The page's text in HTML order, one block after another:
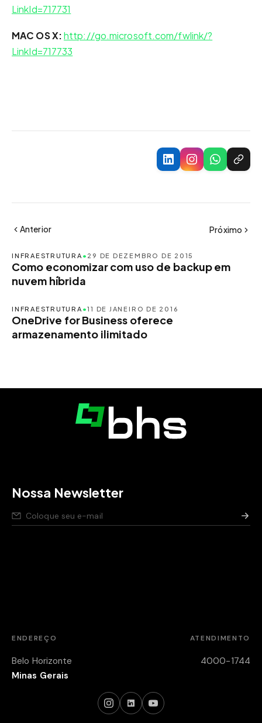
LinkId=717731
MAC OS X:http://go.microsoft.com/fwlink/?
LinkId=717733
Anterior Próximo
INFRAESTRUTURA • 29 DE DEZEMBRO DE 2015
Como economizar com uso de backup em
nuvem híbrida
INFRAESTRUTURA •11 DE JANEIRO DE 2016
OneDrive for Business oferece
armazenamento ilimitado
Nossa Newsletter
ENDEREÇO
Belo Horizonte
Minas Gerais
ATENDIMENTO
4000-1744